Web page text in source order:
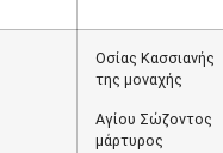
Οσίας Κασσιανής
της μοναχής
Αγίου Σώζοντος
μάρτυρος